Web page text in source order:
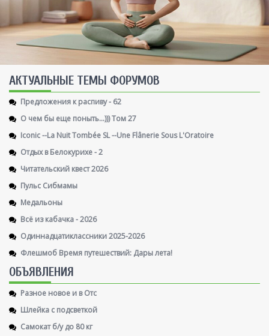
AКТУАЛЬНЫЕ ТЕМЫ ФОРУМОВ
Предложения к распиву - 62
О чем бы еще поныть...))) Том 27
Iconic --La Nuit Tombée SL --Une Flânerie Sous L'Oratoire
Отдых в Белокурихе - 2
Читательский квест 2026
Пульс Сибмамы
Медальоны
Всё из кабачка - 2026
Одиннадцатиклассники 2025-2026
Флешмоб Время путешествий: Дары лета!
ОБЪЯВЛЕНИЯ
Разное новое и в Отс
Шлейка с подсветкой
Самокат б/у до 80 кг